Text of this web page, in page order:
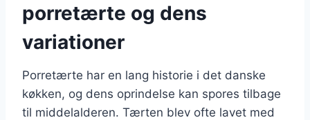
porretærte og dens
variationer
Porretærte har en lang historie i det danske
køkken, og dens oprindelse kan spores tilbage
til middelalderen. Tærten blev ofte lavet med